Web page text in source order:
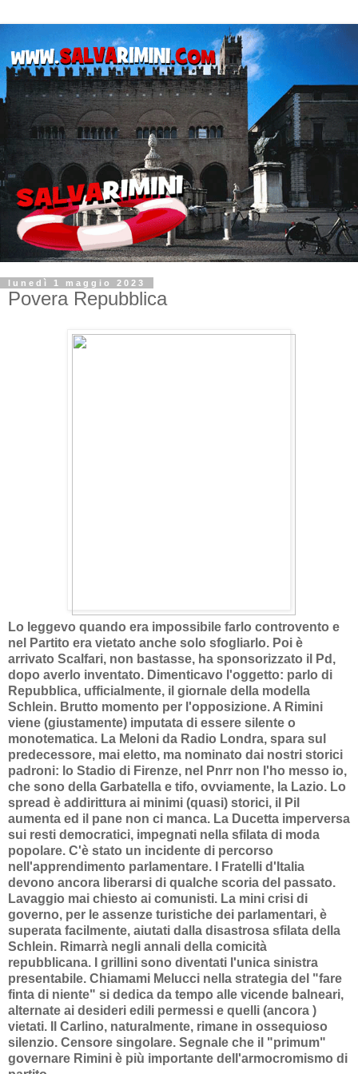
lunedì 1 maggio 2023
Povera Repubblica
Lo leggevo quando era impossibile farlo controvento e
nel Partito era vietato anche solo sfogliarlo. Poi è
arrivato Scalfari, non bastasse, ha sponsorizzato il Pd,
dopo averlo inventato. Dimenticavo l'oggetto: parlo di
Repubblica, ufficialmente, il giornale della modella
Schlein. Brutto momento per l'opposizione. A Rimini
viene (giustamente) imputata di essere silente o
monotematica. La Meloni da Radio Londra, spara sul
predecessore, mai eletto, ma nominato dai nostri storici
padroni: lo Stadio di Firenze, nel Pnrr non l'ho messo io,
che sono della Garbatella e tifo, ovviamente, la Lazio. Lo
spread è addirittura ai minimi (quasi) storici, il Pil
aumenta ed il pane non ci manca. La Ducetta imperversa
sui resti democratici, impegnati nella sfilata di moda
popolare. C'è stato un incidente di percorso
nell'apprendimento parlamentare. I Fratelli d'Italia
devono ancora liberarsi di qualche scoria del passato.
Lavaggio mai chiesto ai comunisti. La mini crisi di
governo, per le assenze turistiche dei parlamentari, è
superata facilmente, aiutati dalla disastrosa sfilata della
Schlein. Rimarrà negli annali della comicità
repubblicana. I grillini sono diventati l'unica sinistra
presentabile. Chiamami Melucci nella strategia del "fare
finta di niente" si dedica da tempo alle vicende balneari,
alternate ai desideri edili permessi e quelli (ancora )
vietati. Il Carlino, naturalmente, rimane in ossequioso
silenzio. Censore singolare. Segnale che il "primum"
governare Rimini è più importante dell'armocromismo di